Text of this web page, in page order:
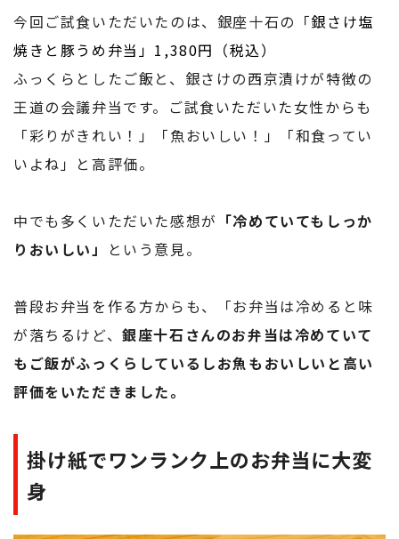
今回ご試食いただいたのは、銀座十石の「銀さけ塩
焼きと豚うめ弁当」1,380円（税込）
ふっくらとしたご飯と、銀さけの西京漬けが特徴の
王道の会議弁当です。ご試食いただいた女性からも
「彩りがきれい！」「魚おいしい！」「和食ってい
いよね」と高評価。
中でも多くいただいた感想が 「冷めていてもしっか
りおいしい」
という意見。
普段お弁当を作る方からも、「お弁当は冷めると味
が落ちるけど、銀座十石さんのお弁当は冷めていて
もご飯がふっくらしているしお魚もおいしいと高い
評価をいただきました。
掛け紙でワンランク上のお弁当に大変
身